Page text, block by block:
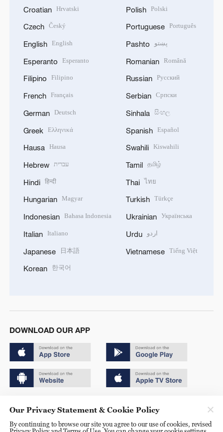
Croatian Hrvatski
Czech Český
English English
Esperanto Esperanto
Filipino Filipino
French Français
German Deutsch
Greek Ελληνικά
Hausa Hausa
Hebrew עברית
Hindi हिन्दी
Hungarian Magyar
Indonesian Bahasa Indonesia
Italian Italiano
Japanese 日本語
Korean 한국어
Polish Polski
Portuguese Português
Pashto پښتو
Romanian Română
Russian Русский
Serbian Српски
Sinhala සිංහල
Spanish Español
Swahili Kiswahili
Tamil தமிழ்
Thai ไทย
Turkish Türkçe
Ukrainian Українська
Urdu اردو
Vietnamese Tiếng Việt
DOWNLOAD OUR APP
京ICP备20000184号
Our Privacy Statement & Cookie Policy
By continuing to browse our site you agree to our use of cookies, revised